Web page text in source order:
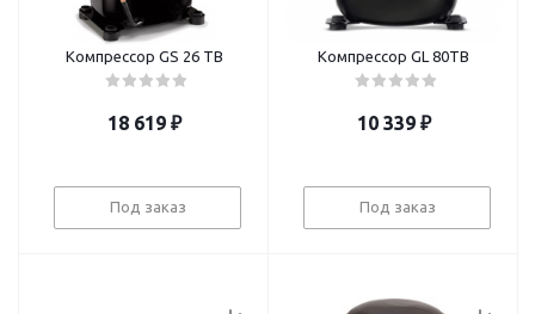
Компрессор GS 26 TB
18 619₽
Под заказ
Компрессор GL 80TB
10 339₽
Под заказ